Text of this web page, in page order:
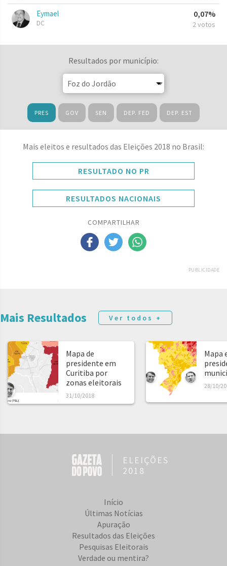
Eymael
DC
0,07%
2 votos
Resultados por município:
PRES GOV SEN DEP. FED DEP. EST
Mais eleitos e resultados das Eleições 2018 no Brasil:
RESULTADO NO PR
RESULTADOS NACIONAIS
COMPARTILHAR
PUBLICIDADE
Mais Resultados Ver todos +
Mapa de
presidente em
Curitiba por
zonas eleitorais
31/10/2018
Mapa
28/10/
ELEIÇÕES
2018
Início
Últimas Notícias
Apuração
Resultados das Eleições
Pesquisas Eleitorais
Verdade ou mentira?